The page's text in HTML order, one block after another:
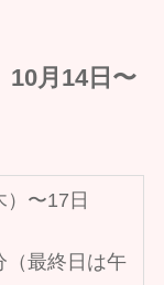
10月14日〜
〜17日
（最終日は午